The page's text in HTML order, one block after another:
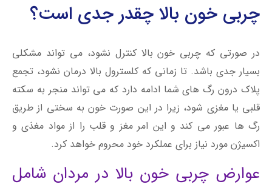
چربی خون بالا چقدر جدی است؟
در صورتی که چربی خون بالا کنترل نشود، می تواند مشکلی
بسیار جدی باشد. تا زمانی که کلسترول بالا درمان نشود، تجمع
پلاک درون رگ های شما ادامه دارد که می تواند منجر به سکته
قلبی یا مغزی شود، زیرا در این صورت خون به سختی از طریق
رگ ها عبور می کند و این امر مغز و قلب را از مواد مغذی و
اکسیژن مورد نیاز برای عملکرد خود محروم خواهد کرد.
عوارض چربی خون بالا در مردان شامل